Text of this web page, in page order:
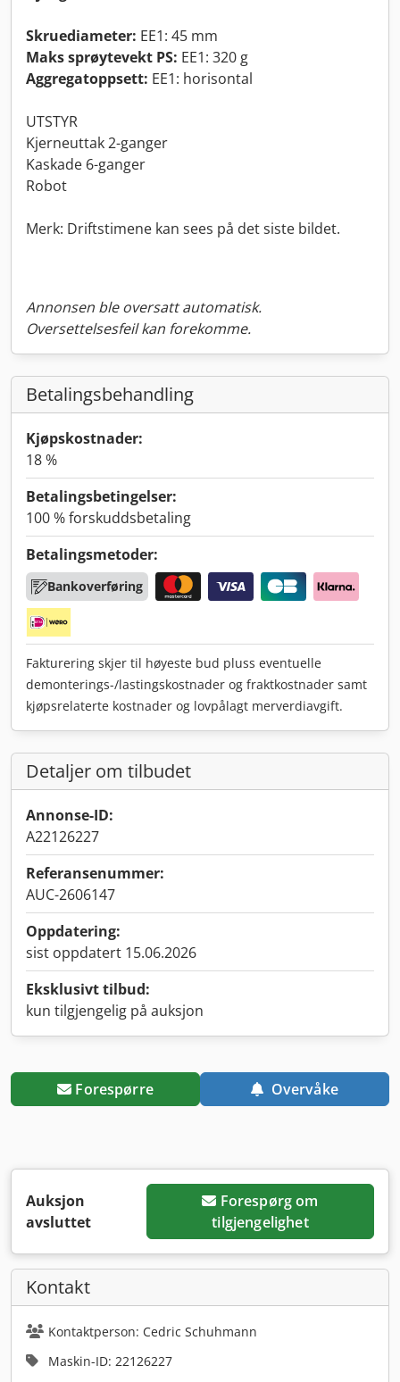
Skruediameter: EE1: 45 mm
Maks sprøytevekt PS: EE1: 320 g
Aggregatoppsett: EE1: horisontal
UTSTYR
Kjerneuttak 2-ganger
Kaskade 6-ganger
Robot
Merk: Driftstimene kan sees på det siste bildet.
Annonsen ble oversatt automatisk.
Oversettelsesfeil kan forekomme.
Betalingsbehandling
Kjøpskostnader:
18 %
Betalingsbetingelser:
100 % forskuddsbetaling
Betalingsmetoder:
Bankoverføring
Fakturering skjer til høyeste bud pluss eventuelle
demonterings-/lastingskostnader og fraktkostnader samt
kjøpsrelaterte kostnader og lovpålagt merverdiavgift.
Detaljer om tilbudet
Annonse-ID:
A22126227
Referansenummer:
AUC-2606147
Oppdatering:
sist oppdatert 15.06.2026
Eksklusivt tilbud:
kun tilgjengelig på auksjon
Forespørre Overvåke
Auksjon
avsluttet
Forespørg om
tilgjengelighet
Kontakt
Kontaktperson: Cedric Schuhmann
Maskin-ID: 22126227